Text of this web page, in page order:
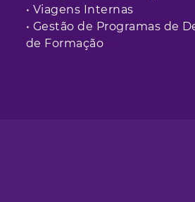
• Viagens Internas
• Gestão de Programas de
de Formação